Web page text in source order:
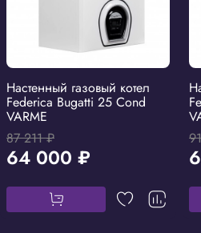
Настенный газовый котел
Federica Bugatti 25 Cond
VARME
87 211 ₽
64 000 ₽